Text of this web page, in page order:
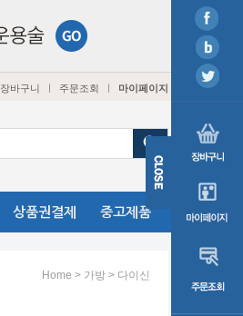
장바구니 ㅣ 주문조회 ㅣ 마이페이지
상품권결제 중고제품
Home > 가방 > 다이신